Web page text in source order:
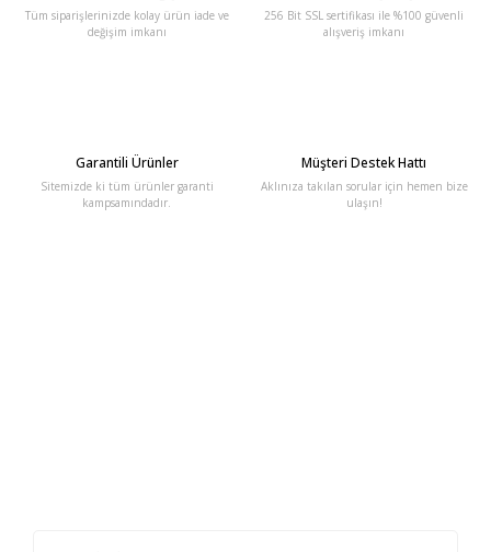
Tüm siparişlerinizde kolay ürün iade ve
değişim imkanı
256 Bit SSL sertifikası ile %100 güvenli
alışveriş imkanı
Garantili Ürünler
Sitemizde ki tüm ürünler garanti
kampsamındadır.
Müşteri Destek Hattı
Aklınıza takılan sorular için hemen bize
ulaşın!